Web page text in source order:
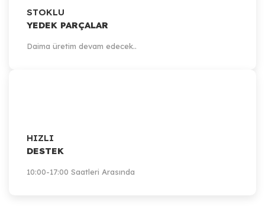
STOKLU
YEDEK PARÇALAR
Daima üretim devam edecek..
HIZLI
DESTEK
10:00-17:00 Saatleri Arasında